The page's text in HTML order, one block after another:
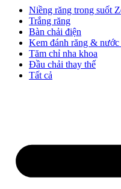
Niềng răng trong suốt
Trắng răng
Bàn chải điện
Kem đánh răng & nước
Tăm chỉ nha khoa
Đầu chải thay thế
Tất cả